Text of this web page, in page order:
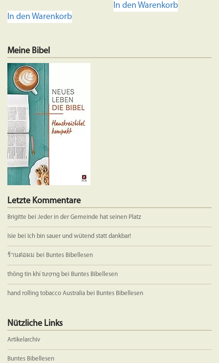
In den Warenkorb
In den Warenkorb
Meine Bibel
Letzte Kommentare
Brigitte bei Jeder in der Gemeinde hat seinen Platz
Isie bei Ich bin sauer und wütend statt dankbar!
ร้านต่อผม bei Buntes Bibellesen
thông tin khí tượng bei Buntes Bibellesen
hand rolling tobacco Australia bei Buntes Bibellesen
Nützliche Links
Artikelarchiv
Buntes Bibellesen